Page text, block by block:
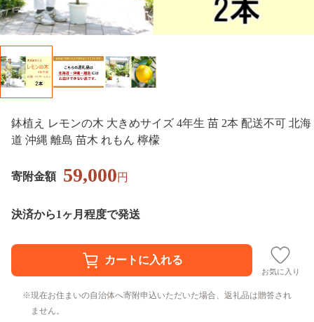
鉢植え レモンの木 大きめサイズ 4年生 苗 2本 配送不可 北海
道 沖縄 離島 苗木 れもん 檸檬
寄附金額 59,000円
決済から1ヶ月程度で発送
お気に入り
現在お住まいの自治体へ寄附申込いただいた場合、返礼品は贈答され
ません。